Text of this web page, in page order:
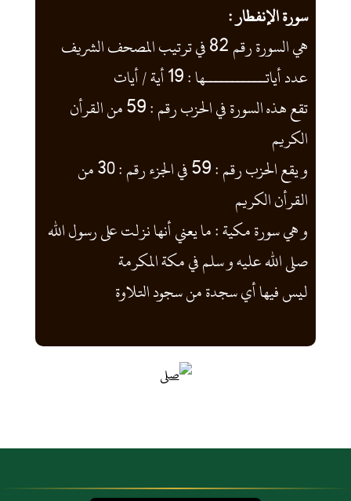
سورة الإنفطار :
هي السورة رقم 82 في ترتيب المصحف الشريف
عدد أياتـــــــــــها : 19 أية / أيات
تقع هذه السورة في الحزب رقم : 59 من القرأن
الكريم
و يقع الحزب رقم : 59 في الجزء رقم : 30 من
القرأن الكريم
و هي سورة مكية : ما يعني أنها نزلت على رسول الله
صلى الله عليه و سلم في مكة المكرمة
ليس فيها أي سجدة من سجود التلاوة